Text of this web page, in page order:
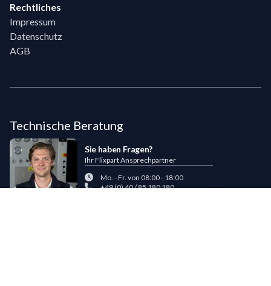
Rechtliches
Impressum
Datenschutz
AGB
Technische Beratung
Sie haben Fragen?
Ihr Flixpart Ansprechpartner
Mo. - Fr. von 08:00 - 18:00
+49 (0) 40 / 85 180 180